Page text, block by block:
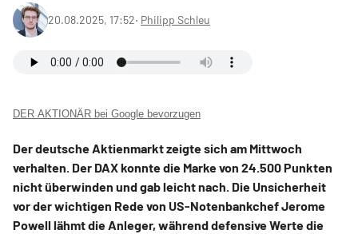
20.08.2025, 17:52‧ Philipp Schleu
DER AKTIONÄR bei Google bevorzugen
Der deutsche Aktienmarkt zeigte sich am Mittwoch
verhalten. Der DAX konnte die Marke von 24.500 Punkten
nicht überwinden und gab leicht nach. Die Unsicherheit
vor der wichtigen Rede von US-Notenbankchef Jerome
Powell lähmt die Anleger, während defensive Werte die